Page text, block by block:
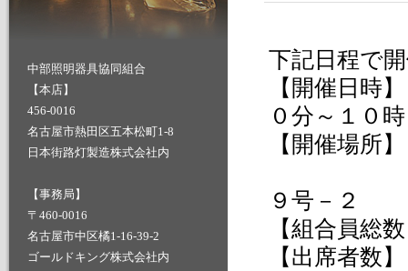
中部照明器具協同組合
【本店】
456-0016
名古屋市熱田区五本松町1-8
日本街路灯製造株式会社内
【事務局】
〒460-0016
名古屋市中区橘1-16-39-2
ゴールドキング株式会社内
下記日程で
【開催日時
０分～１０
【開催場
９号－２
【組合員総
【出席者数